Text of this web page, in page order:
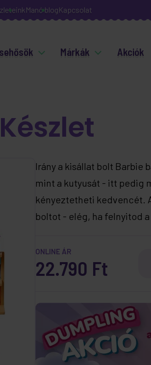
Manó blogKapcsolat
Márkák Akciók
Irány a kisállat bolt Barbie
mint a kutyusát - itt pedig
kényeztetheti kedvencét.
boltot - elég, ha felnyitod
ONLINE ÁR
22.790 Ft